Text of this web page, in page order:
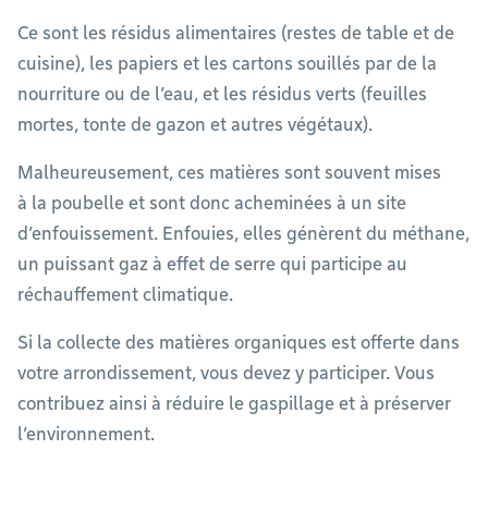
Ce sont les résidus alimentaires (restes de table et de
cuisine), les papiers et les cartons souillés par de la
nourriture ou de l’eau, et les résidus verts (feuilles
mortes, tonte de gazon et autres végétaux).
Malheureusement, ces matières sont souvent mises
à la poubelle et sont donc acheminées à un site
d’enfouissement. Enfouies, elles génèrent du méthane,
un puissant gaz à effet de serre qui participe au
réchauffement climatique.
Si la collecte des matières organiques est offerte dans
votre arrondissement, vous devez y participer. Vous
contribuez ainsi à réduire le gaspillage et à préserver
l’environnement.